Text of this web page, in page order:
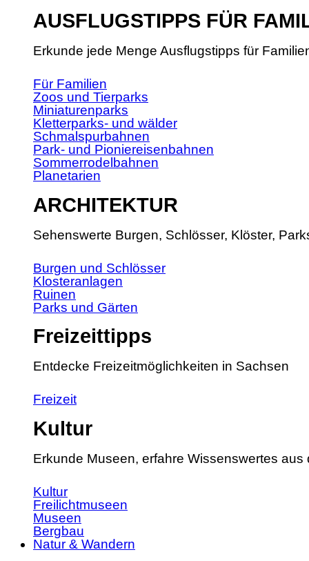
AUSFLUGSTIPPS FÜR
Erkunde jede Menge Ausflugstipps für
Für Familien
Zoos und Tierparks
Miniaturenparks
Kletterparks- und wälder
Schmalspurbahnen
Park- und Pioniereisenbahnen
Sommerrodelbahnen
Planetarien
ARCHITEKTUR
Sehenswerte Burgen, Schlösser, Klöster,
Burgen und Schlösser
Klosteranlagen
Ruinen
Parks und Gärten
Freizeittipps
Entdecke Freizeitmöglichkeiten in Sachsen
Freizeit
Kultur
Erkunde Museen, erfahre Wissenswertes
Kultur
Freilichtmuseen
Museen
Bergbau
Natur & Wandern